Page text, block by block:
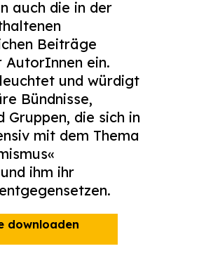
auch die in der
Beiträge
AutorInnen ein.
und würdigt
Bündnisse,
Gruppen, die sich in
mit dem Thema
ihm ihr
downloaden